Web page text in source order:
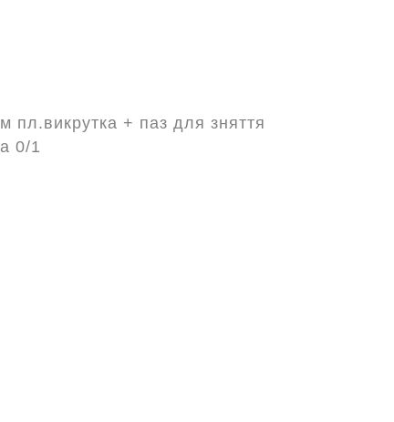
пл.викрутка + паз для зняття
0/1